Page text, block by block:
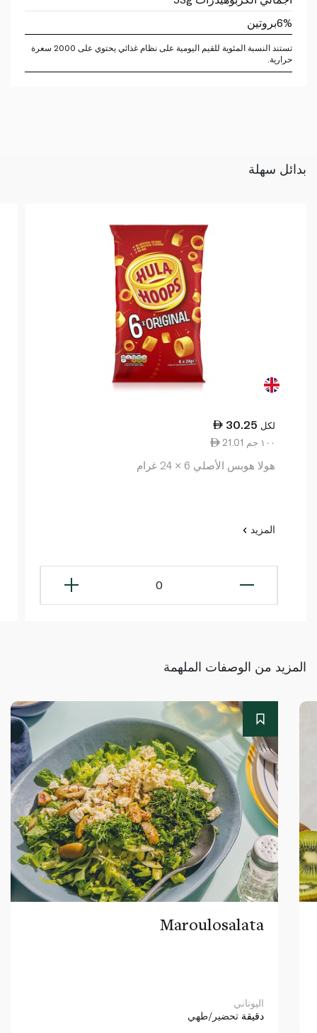
بروتين6%
تستند النسبة المئوية للقيم اليومية على نظام غذائي يحتوي على 2000 سعرة
حرارية.
بدائل سهلة
30.25 لكل
21.01 ١٠٠ جم
هولا هوبس الأصلي 6 × 24 غرام
المزيد
0
المزيد من الوصفات الملهمة
Maroulosalata
اليوناني
دقيقة تحضير/طهي